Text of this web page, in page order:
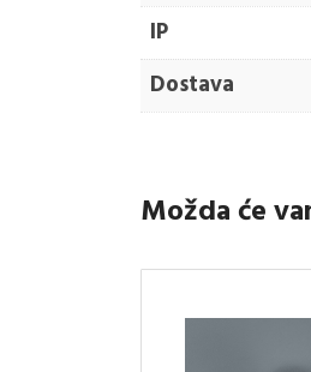
IP
Dostava
Možda će